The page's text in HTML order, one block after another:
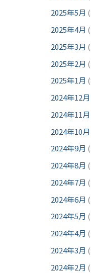
2025年5月
2025年4月
2025年3月
2025年2月
2025年1月
2024年12月
2024年11月
2024年10月
2024年9月
2024年8月
2024年7月
2024年6月
2024年5月
2024年4月
2024年3月
2024年2月